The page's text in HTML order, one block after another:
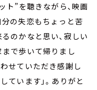
ト”を聴きながら、映画
の失恋もちょっと苦
のかなと思い、寂しい
で歩いて帰りまし
せていただき感謝し
ています」。ありがと